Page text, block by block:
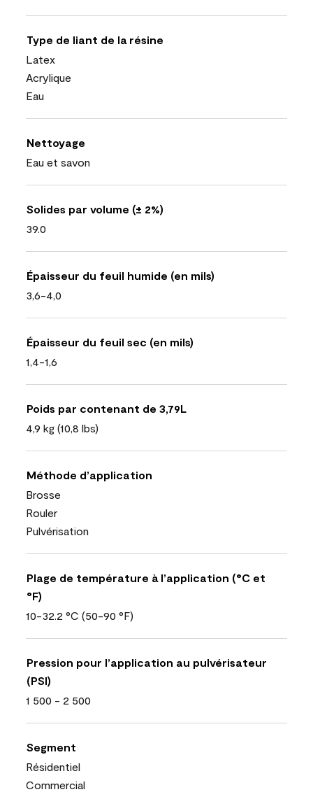
Type de liant de la résine
Latex
Acrylique
Eau
Nettoyage
Eau et savon
Solides par volume (± 2%)
39.0
Épaisseur du feuil humide (en mils)
3,6-4,0
Épaisseur du feuil sec (en mils)
1,4-1,6
Poids par contenant de 3,79L
4,9 kg (10,8 lbs)
Méthode d’application
Brosse
Rouler
Pulvérisation
Plage de température à l’application (°C et
°F)
10-32.2 °C (50-90 °F)
Pression pour l’application au pulvérisateur
(PSI)
1 500 - 2 500
Segment
Résidentiel
Commercial